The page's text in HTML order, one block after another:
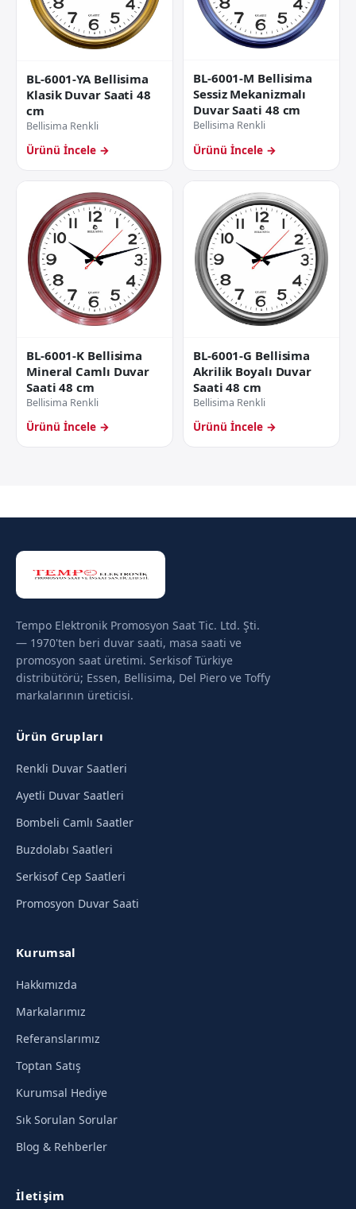
BL-6001-YA Bellisima
Klasik Duvar Saati 48
cm
Bellisima Renkli
Ürünü İncele →
BL-6001-M Bellisima
Sessiz Mekanizmalı
Duvar Saati 48 cm
Bellisima Renkli
Ürünü İncele →
BL-6001-K Bellisima
Mineral Camlı Duvar
Saati 48 cm
Bellisima Renkli
Ürünü İncele →
BL-6001-G Bellisima
Akrilik Boyalı Duvar
Saati 48 cm
Bellisima Renkli
Ürünü İncele →
Tempo Elektronik Promosyon Saat Tic. Ltd. Şti.
— 1970'ten beri duvar saati, masa saati ve
promosyon saat üretimi. Serkisof Türkiye
distribütörü; Essen, Bellisima, Del Piero ve Toffy
markalarının üreticisi.
Ürün Grupları
Renkli Duvar Saatleri
Ayetli Duvar Saatleri
Bombeli Camlı Saatler
Buzdolabı Saatleri
Serkisof Cep Saatleri
Promosyon Duvar Saati
Kurumsal
Hakkımızda
Markalarımız
Referanslarımız
Toptan Satış
Kurumsal Hediye
Sık Sorulan Sorular
Blog & Rehberler
İletişim